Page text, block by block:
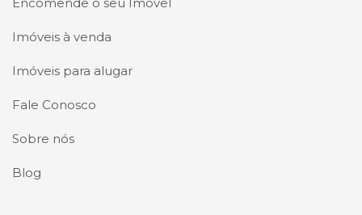
Imóveis à venda
Imóveis para alugar
Fale Conosco
Sobre nós
Blog